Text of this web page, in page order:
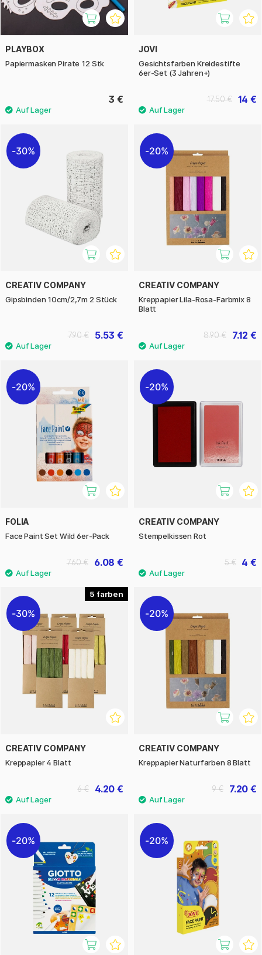
PLAYBOX
Papiermasken Pirate 12 Stk
3 €
JOVI
Gesichtsfarben Kreidestifte
6er-Set (3 Jahren+)
14 €
17.50 €
30%
CREATIV COMPANY
Gipsbinden 10cm/2,7m 2 Stück
5.53 €
7.90 €
20%
CREATIV COMPANY
Kreppapier Lila-Rosa-Farbmix 8
Blatt
7.12 €
8.90 €
20%
FOLIA
Face Paint Set Wild 6er-Pack
6.08 €
7.60 €
20%
CREATIV COMPANY
Stempelkissen Rot
4 €
5 €
5
30%
CREATIV COMPANY
Kreppapier 4 Blatt
4.20 €
6 €
20%
CREATIV COMPANY
Kreppapier Naturfarben 8 Blatt
7.20 €
9 €
20% 20%